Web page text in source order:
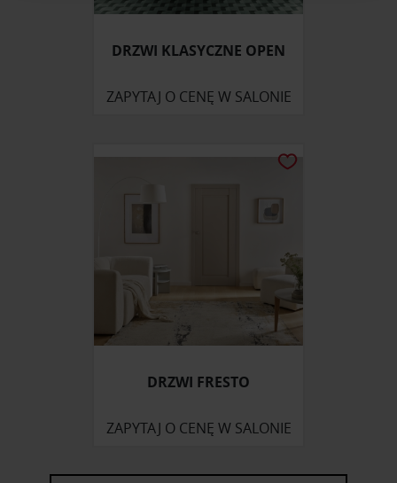
korzystasz z naszej witryny, udostępniamy partnerom
Partnerzy mogą połączyć te informacje z innymi danymi
korzystania z ich usług.
DRZWI KLASYCZNE OPEN
ZAPYTAJ O CENĘ W SALONIE
DRZWI FRESTO
ZAPYTAJ O CENĘ W SALONIE